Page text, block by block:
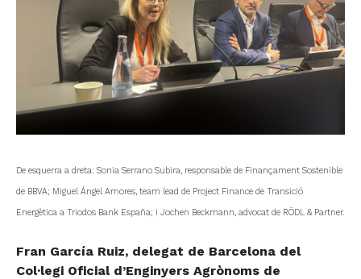
De esquerra a dreta: Sonia Serrano Subira, responsable de Finançament Sostenible
de BBVA; Miguel Ángel Amores, team lead de Project Finance de Transició
Energètica a Triodos Bank España; i Jochen Beckmann, advocat de RÖDL & Partner.
Fran García Ruiz, delegat de Barcelona del
Col·legi Oficial d’Enginyers Agrònoms de